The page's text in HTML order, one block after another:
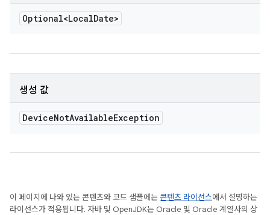
Optional<LocalDate>
생성 값
DeviceNotAvailableException
이 페이지에 나와 있는 콘텐츠와 코드 샘플에는 콘텐츠 라이선스에서 설명하는
라이선스가 적용됩니다. 자바 및 OpenJDK는 Oracle 및 Oracle 계열사의 상